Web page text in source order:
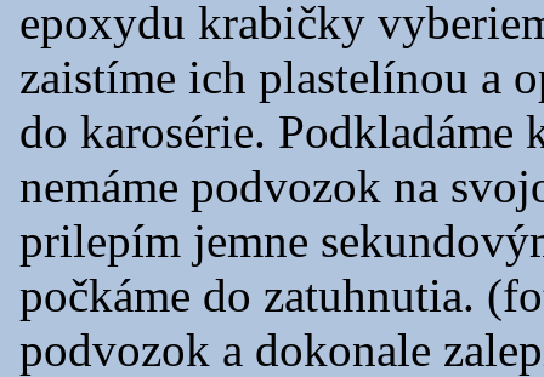
epoxydu krabičky
zaistíme ich plastelínou a
do karosérie.
nemáme podvozok na
prilepím jemne
počkáme do zatuhnutia.
podvozok a dokonale